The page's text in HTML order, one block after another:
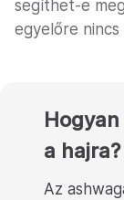
segíthet-e
egyelőre
a hajra?
Az